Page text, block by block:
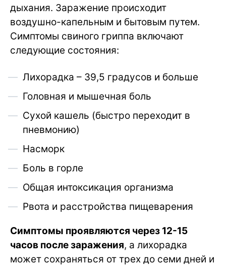
дыхания. Заражение происходит
воздушно-капельным и бытовым путем.
Симптомы свиного гриппа включают
следующие состояния:
Лихорадка – 39,5 градусов и больше
Головная и мышечная боль
Сухой кашель (быстро переходит в
пневмонию)
Насморк
Боль в горле
Общая интоксикация организма
Рвота и расстройства пищеварения
Симптомы проявляются через 12-15
часов после заражения, а лихорадка
может сохраняться от трех до семи дней и